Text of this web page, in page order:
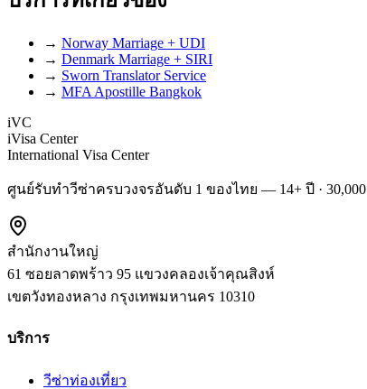
→ Norway Marriage + UDI
→ Denmark Marriage + SIRI
→ Sworn Translator Service
→ MFA Apostille Bangkok
iVC
iVisa Center
International Visa Center
ศูนย์รับทำวีซ่าครบวงจรอันดับ 1 ของไทย — 14+ ปี ·
สำนักงานใหญ่
61 ซอยลาดพร้าว 95 แขวงคลองเจ้าคุณสิงห์
เขตวังทองหลาง กรุงเทพมหานคร 10310
บริการ
วีซ่าท่องเที่ยว